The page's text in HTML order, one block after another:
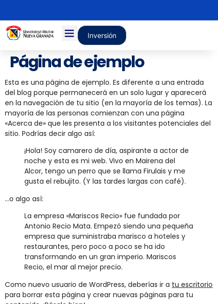
Inversión
Página de ejemplo
Esta es una página de ejemplo. Es diferente a una entrada
del blog porque permanecerá en un solo lugar y aparecerá
en la navegación de tu sitio (en la mayoría de los temas). La
mayoría de las personas comienzan con una página
«Acerca de» que les presenta a los visitantes potenciales del
sitio. Podrías decir algo así:
¡Hola! Soy camarero de día, aspirante a actor de
noche y esta es mi web. Vivo en Mairena del
Alcor, tengo un perro que se llama Firulais y me
gusta el rebujito. (Y las tardes largas con café).
…o algo así:
La empresa «Mariscos Recio» fue fundada por
Antonio Recio Mata. Empezó siendo una pequeña
empresa que suministraba marisco a hoteles y
restaurantes, pero poco a poco se ha ido
transformando en un gran imperio. Mariscos
Recio, el mar al mejor precio.
Como nuevo usuario de WordPress, deberías ir a tu escritorio
para borrar esta página y crear nuevas páginas para tu